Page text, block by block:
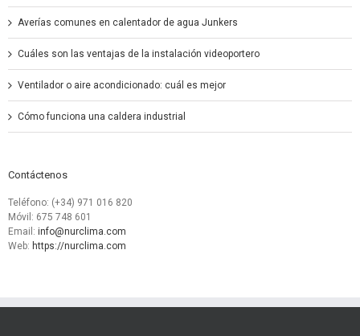
Averías comunes en calentador de agua Junkers
Cuáles son las ventajas de la instalación videoportero
Ventilador o aire acondicionado: cuál es mejor
Cómo funciona una caldera industrial
Contáctenos
Teléfono: (+34) 971 016 820
Móvil: 675 748 601
Email: info@nurclima.com
Web: https://nurclima.com